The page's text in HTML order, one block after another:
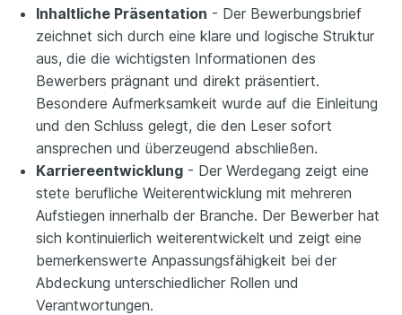
Inhaltliche Präsentation - Der Bewerbungsbrief
zeichnet sich durch eine klare und logische Struktur
aus, die die wichtigsten Informationen des
Bewerbers prägnant und direkt präsentiert.
Besondere Aufmerksamkeit wurde auf die Einleitung
und den Schluss gelegt, die den Leser sofort
ansprechen und überzeugend abschließen.
Karriereentwicklung - Der Werdegang zeigt eine
stete berufliche Weiterentwicklung mit mehreren
Aufstiegen innerhalb der Branche. Der Bewerber hat
sich kontinuierlich weiterentwickelt und zeigt eine
bemerkenswerte Anpassungsfähigkeit bei der
Abdeckung unterschiedlicher Rollen und
Verantwortungen.